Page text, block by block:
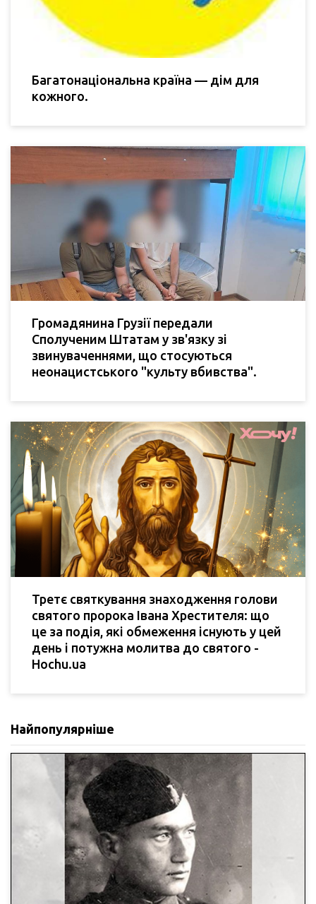
Багатонаціональна країна — дім для
кожного.
Громадянина Грузії передали
Сполученим Штатам у зв'язку зі
звинуваченнями, що стосуються
неонацистського "культу вбивства".
Третє святкування знаходження голови
святого пророка Івана Хрестителя: що
це за подія, які обмеження існують у цей
день і потужна молитва до святого -
Hochu.ua
Найпопулярніше